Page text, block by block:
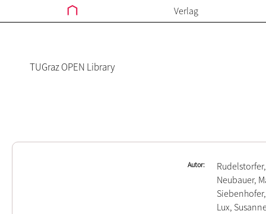
Verlag
TUGraz OPEN Library
Autor
Neubauer,
Lux,